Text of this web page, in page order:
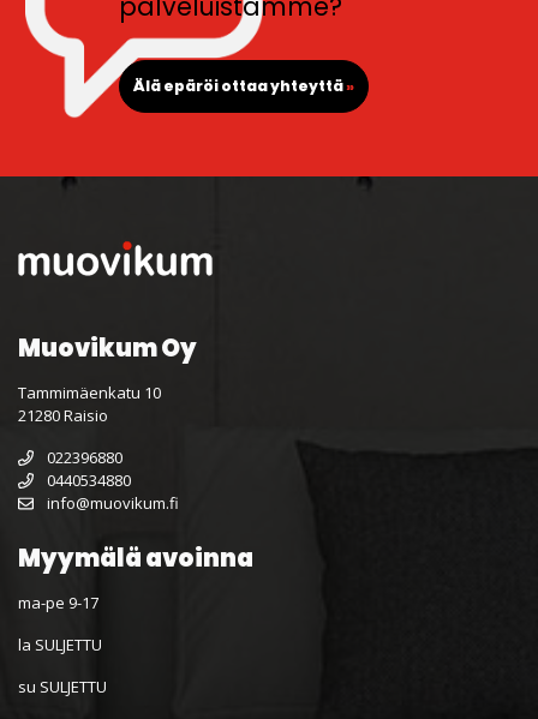
Älä epäröi ottaa yhteyttä»
Muovikum Oy
Tammimäenkatu 10
21280 Raisio
022396880
0440534880
info@muovikum.fi
Myymälä avoinna
ma-pe 9-17
la SULJETTU
su SULJETTU